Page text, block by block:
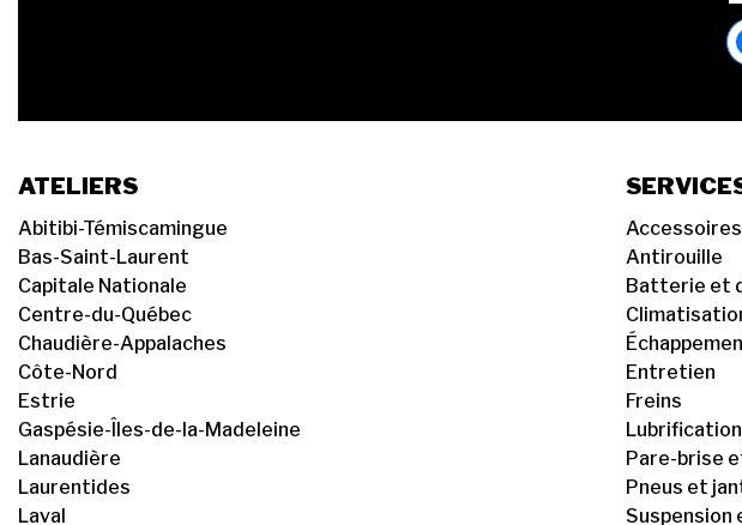
ATELIERS
Abitibi-Témiscamingue
Bas-Saint-Laurent
Capitale Nationale
Centre-du-Québec
Chaudière-Appalaches
Côte-Nord
Estrie
Gaspésie-Îles-de-la-Madeleine
Lanaudière
Laurentides
Laval
Accessoires
Antirouille
Batterie et
Entretien
Freins
Pare-brise
Pneus et